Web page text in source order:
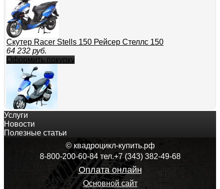
Скутер Racer Stells 150 Рейсер Стеллс 150
64 232 руб.
Оформить покупку
Скутер Eurotex Bravo Евротекс Браво
41 524 руб.
Оформить покупку
Услуги
Новости
Полезные статьи
© квадроцикл-купить.рф
8-800-200-60-84 тел.+7 (343) 382-49-68
Оплата онлайн
Основной сайт